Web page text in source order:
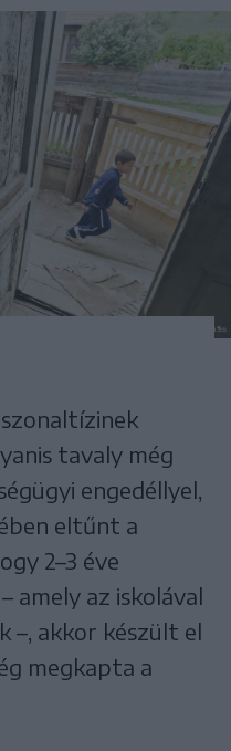
tavaly még
engedéllyel,
eltűnt a
2–3 éve
amely az iskolával
–, akkor készült el
megkapta a